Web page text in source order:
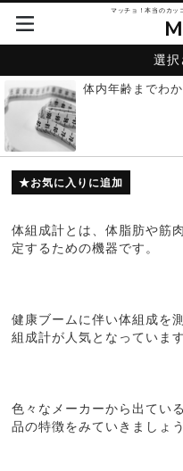
マッチョ！本当のカッ
選択
体内年齢までわ
お気に入りに追加
体組成計とは、体脂肪や筋
定するための機器です。
健康ブームに伴い体組成を
組成計が人気となっています
色々なメーカーから出てい
品の特徴をみていきましょう